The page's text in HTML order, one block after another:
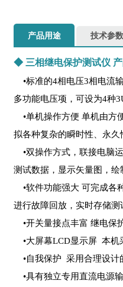
产品用途 技术参数
◆ 三相继电保护测试仪
•标准的4相电压3相电流
多功能电压项，可设为4种
•单机操作方便 单机由方
拟各种复杂的瞬时性、永
•双操作方式，联接电脑
测试数据，显示矢量图，绘
•软件功能强大 可完成各
进行故障回放，实时存储
•开关量接点丰富 继电保
•大屏幕LCD显示屏 本机
•自我保护 采用合理设计
•具有独立专用直流电源